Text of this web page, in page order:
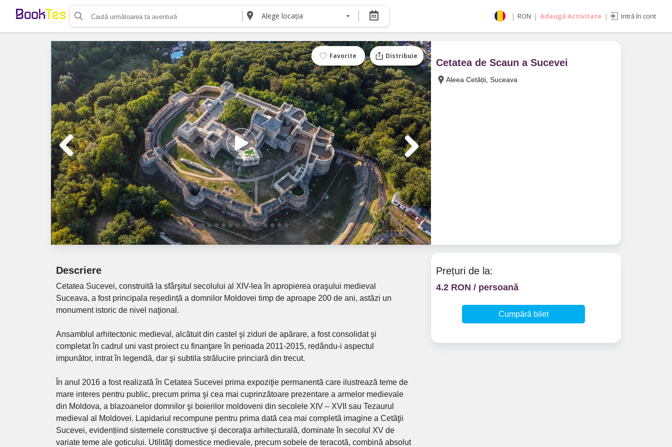
Alege locația | RON | Adaugă Activitate | Intră în cont
Organizează-ți activitatea
Listează-ți activitatea
Vinde bilete cu Booktes.com
Aplicația de control access
DESPRE NOI
Despre noi
Termeni și condiții pentru cumpărătorii de bilete
Termeni și condiții pentru organizatorii de evenimente
Politica de Confidențialitate
Politica cookie și publicitate
EUR
USD
Favorite Distribuie
Cetatea de Scaun a Sucevei
Aleea Cetății, Suceava
Prețuri de la:
4.2 RON / persoană
Cumpără bilet
Descriere
Cetatea Sucevei, construită la sfârşitul secolului al XIV-lea în apropierea oraşului medieval
Suceava, a fost principala reședință a domnilor Moldovei timp de aproape 200 de ani, astăzi un
monument istoric de nivel naţional.
Ansamblul arhitectonic medieval, alcătuit din castel şi ziduri de apărare, a fost consolidat şi
completat în cadrul uni vast proiect cu finanţare în perioada 2011-2015, redându-i aspectul
impunător, intrat în legendă, dar şi subtila strălucire princiară din trecut.
În anul 2016 a fost realizată în Cetatea Sucevei prima expoziţie permanentă care ilustrează teme de
mare interes pentru public, precum prima şi cea mai cuprinzătoare prezentare a armelor medievale
din Moldova, a blazoanelor domnilor şi boierilor moldoveni din secolele XIV – XVII sau Tezaurul
medieval al Moldovei. Lapidariul recompune pentru prima dată cea mai completă imagine a Cetăţii
Sucevei, evidențiind sistemele constructive şi decoraţia arhitecturală, dominate în secolul XV de
variate teme ale goticului. Utilităţi domestice medievale, precum sobele de teracotă, combină absolut